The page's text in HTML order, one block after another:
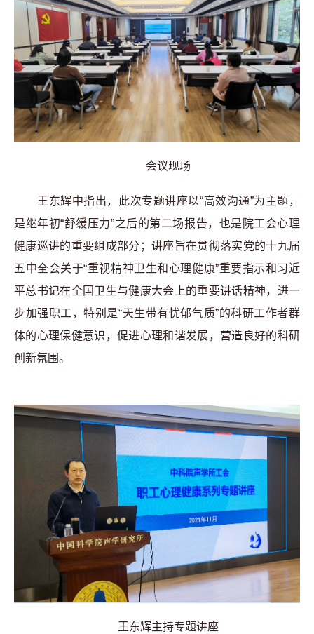
会议现场
王东辉中指出，此次专题讲座以“高效沟通”为主题，
是继年初“舒缓压力”之后的第二场报告，也是院工会心理
健康巡讲的重要组成部分；讲座旨在贯彻落实党的十九届
五中全会关于“重视精神卫生和心理健康”重要指示和习近
平总书记在全国卫生与健康大会上的重要讲话精神，进一
步加强职工，特别是“天生带有忧郁气质”的科研工作者群
体的心理保健意识，促进心理和谐发展，营造良好的科研
创新氛围。
王东辉主持专题讲座